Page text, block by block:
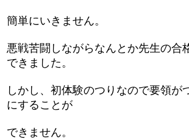
簡単にいきません。
悪戦苦闘しながらなんとか先生の合
できました。
しかし、初体験のつりなので要領が
にすることが
できません。